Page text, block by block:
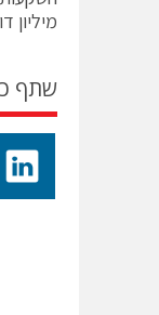
מיליון
שתף